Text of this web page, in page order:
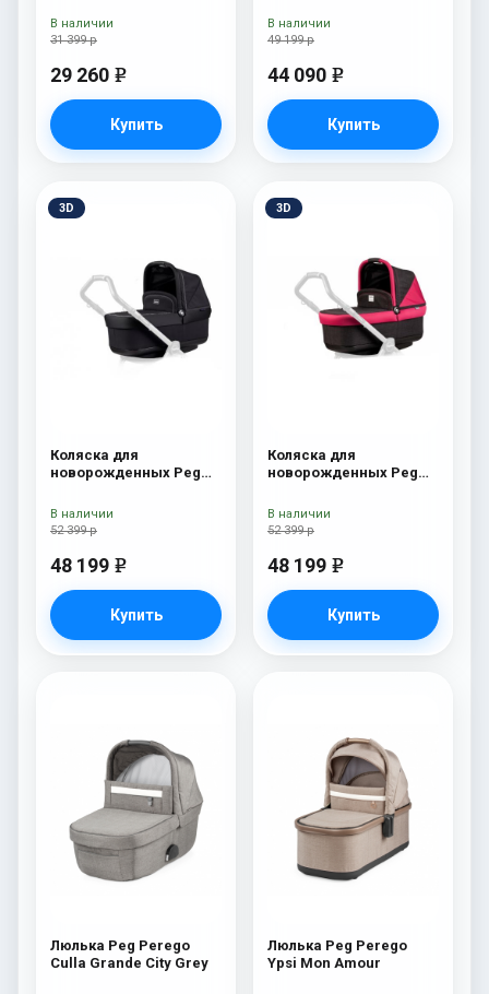
31 399 р
29 260 e
Купить
В наличии
Onyx
49 199 р
44 090 e
Купить
В наличии
3D
Коляска для
новорожденных Peg
Pop-Up) Onyx
52 399 р
48 199 e
Купить
В наличии
3D
Коляска для
новорожденных Peg
Pop-Up) Fleur
52 399 р
48 199 e
Купить
В наличии
Люлька Peg Perego
Culla Grande City Grey
Люлька Peg Perego
Ypsi Mon Amour